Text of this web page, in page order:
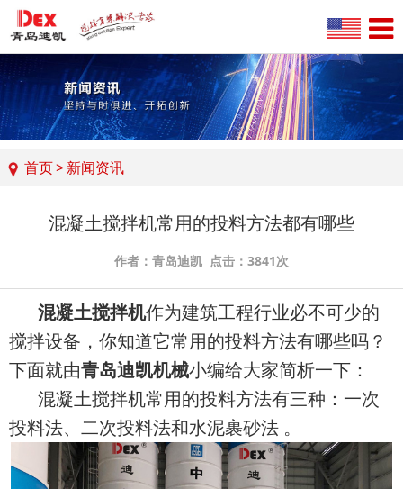
首页>新闻资讯
混凝土搅拌机常用的投料方法都有哪些
作者：青岛迪凯 点击：3841次
混凝土搅拌机作为建筑工程行业必不可少的
搅拌设备，你知道它常用的投料方法有哪些吗？
下面就由青岛迪凯机械小编给大家简析一下：
混凝土搅拌机常用的投料方法有三种：一次
投料法、二次投料法和水泥裹砂法 。